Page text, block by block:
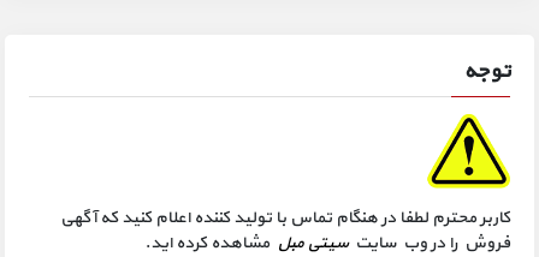
توجه
کاربر محترم لطفا در هنگام تماس با تولید کننده اعلام کنید که آگهی
فروش را در وب سایتسیتی مبل مشاهده کرده اید.